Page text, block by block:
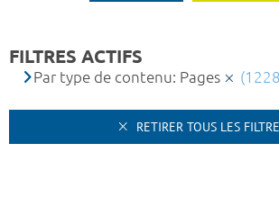
FILTRES ACTIFS
Par type de contenu: Pages
RETIRER TOUS LES